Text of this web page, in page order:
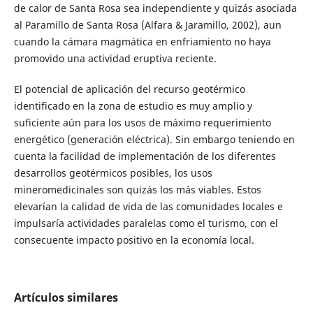
de calor de Santa Rosa sea independiente y quizás asociada
al Paramillo de Santa Rosa (Alfara & Jaramillo, 2002), aun
cuando la cámara magmática en enfriamiento no haya
promovido una actividad eruptiva reciente.
El potencial de aplicación del recurso geotérmico
identificado en la zona de estudio es muy amplio y
suficiente aún para los usos de máximo requerimiento
energético (generación eléctrica). Sin embargo teniendo en
cuenta la facilidad de implementación de los diferentes
desarrollos geotérmicos posibles, los usos
mineromedicinales son quizás los más viables. Estos
elevarían la calidad de vida de las comunidades locales e
impulsaría actividades paralelas como el turismo, con el
consecuente impacto positivo en la economía local.
Artículos similares